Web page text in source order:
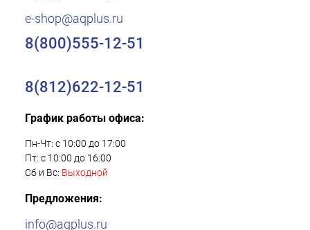
e-shop@aqplus.ru
8(800)555-12-51
8(812)622-12-51
График работы офиса:
Пн-Чт: с 10:00 до 17:00
Пт: с 10:00 до 16:00
Сб и Вс: Выходной
Предложения:
info@aqplus.ru